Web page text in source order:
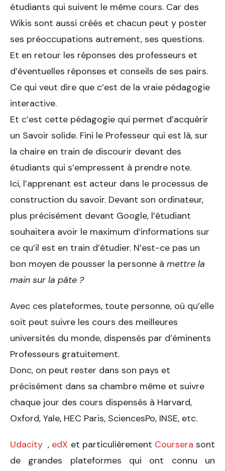
étudiants qui suivent le même cours. Car des
Wikis sont aussi créés et chacun peut y poster
ses préoccupations autrement, ses questions.
Et en retour les réponses des professeurs et
d’éventuelles réponses et conseils de ses pairs.
Ce qui veut dire que c’est de la vraie pédagogie
interactive.
Et c’est cette pédagogie qui permet d’acquérir
un Savoir solide. Fini le Professeur qui est là, sur
la chaire en train de discourir devant des
étudiants qui s’empressent à prendre note.
Ici, l’apprenant est acteur dans le processus de
construction du savoir. Devant son ordinateur,
plus précisément devant Google, l’étudiant
souhaitera avoir le maximum d’informations sur
ce qu’il est en train d’étudier. N’est-ce pas un
bon moyen de pousser la personne à mettre la
main sur la pâte ?
Avec ces plateformes, toute personne, où qu’elle
soit peut suivre les cours des meilleures
universités du monde, dispensés par d’éminents
Professeurs gratuitement.
Donc, on peut rester dans son pays et
précisément dans sa chambre même et suivre
chaque jour des cours dispensés à Harvard,
Oxford, Yale, HEC Paris, SciencesPo, INSE, etc.
Udacity , edX et particulièrement Courserasont
de grandes plateformes qui ont connu un